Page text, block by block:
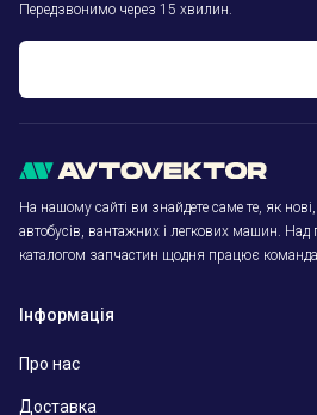
Передзвонимо через 15 хвилин.
На нашому сайті ви знайдете саме те, як
автобусів, вантажних і легкових машин.
каталогом запчастин щодня працює команда
Інформація
Про нас
Доставка